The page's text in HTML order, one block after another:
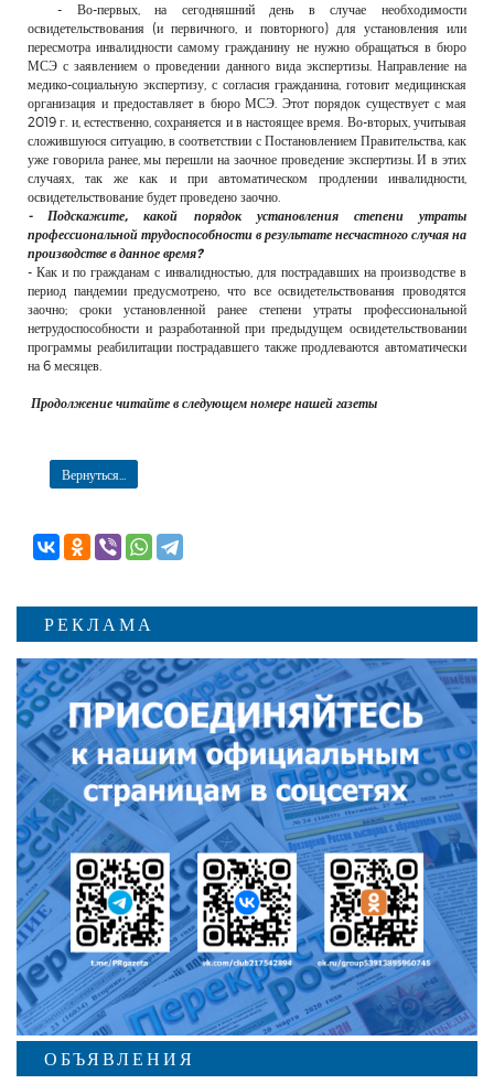
- Во-первых, на сегодняшний день в случае необходимости
освидетельствования (и первичного, и повторного) для установления или
пересмотра инвалидности самому гражданину не нужно обращаться в бюро
МСЭ с заявлением о проведении данного вида экспертизы. Направление на
медико-социальную экспертизу, с согласия гражданина, готовит медицинская
организация и предоставляет в бюро МСЭ. Этот порядок существует с мая
2019 г. и, естественно, сохраняется и в настоящее время. Во-вторых, учитывая
сложившуюся ситуацию, в соответствии с Постановлением Правительства, как
уже говорила ранее, мы перешли на заочное проведение экспертизы. И в этих
случаях, так же как и при автоматическом продлении инвалидности,
освидетельствование будет проведено заочно.
- Подскажите, какой порядок установления степени утраты
профессиональной трудоспособности в результате несчастного случая на
производстве в данное время?
- Как и по гражданам с инвалидностью, для пострадавших на производстве в
период пандемии предусмотрено, что все освидетельствования проводятся
заочно; сроки установленной ранее степени утраты профессиональной
нетрудоспособности и разработанной при предыдущем освидетельствовании
программы реабилитации пострадавшего также продлеваются автоматически
на 6 месяцев.
Продолжение читайте в следующем номере нашей газеты
Вернуться...
РЕКЛАМА
ОБЪЯВЛЕНИЯ